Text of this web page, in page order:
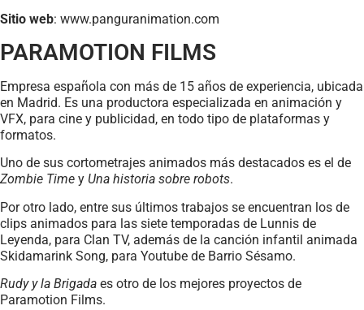
Sitio web: www.panguranimation.com
PARAMOTION FILMS
Empresa española con más de 15 años de experiencia, ubicada
en Madrid. Es una productora especializada en animación y
VFX, para cine y publicidad, en todo tipo de plataformas y
formatos.
Uno de sus cortometrajes animados más destacados es el de
Zombie Time y Una historia sobre robots.
Por otro lado, entre sus últimos trabajos se encuentran los de
clips animados para las siete temporadas de Lunnis de
Leyenda, para Clan TV, además de la canción infantil animada
Skidamarink Song, para Youtube de Barrio Sésamo.
Rudy y la Brigada es otro de los mejores proyectos de
Paramotion Films.